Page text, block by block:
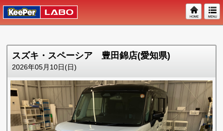
スズキ・スペーシア 豊田錦店(愛知県)
2026年05月10日(日)